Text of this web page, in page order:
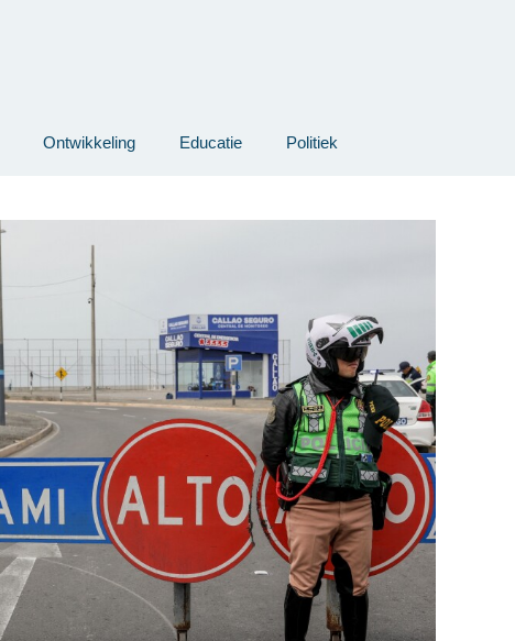
Ontwikkeling Educatie Politiek